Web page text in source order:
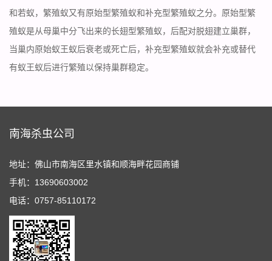
和若蚁，繁殖蚁又有原始型繁殖蚁和补充型繁殖蚁之分。原始型繁
殖蚁是从母巢中分飞出来的长翅型繁殖蚁，后配对脱翅建立巢群，
当巢内原始蚁王蚁后衰老或死亡后，补充型繁殖蚁就会补充或替代
有蚁王蚁后进行繁殖以保持巢群稳定。
南海杀虫公司
地址：佛山市南海区里水镇和顺海畔花园商铺
手机：13690603002
电话：0757-85110172